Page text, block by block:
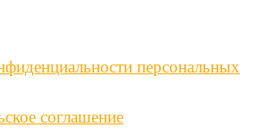
персональных
соглашение